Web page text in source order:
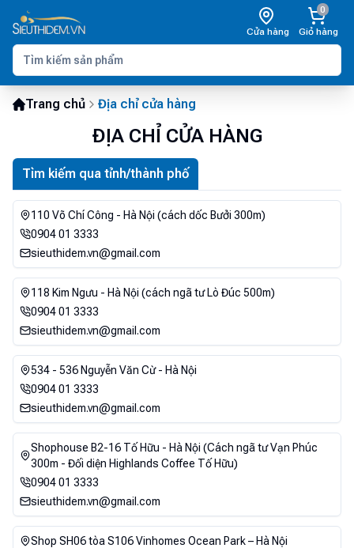
Cửa hàng
0
Giỏ hàng
Trang chủ Địa chỉ cửa hàng
ĐỊA CHỈ CỬA HÀNG
Tìm kiếm qua tỉnh/thành phố
110 Võ Chí Công - Hà Nội (cách dốc Bưởi 300m)
0904 01 3333
sieuthidem.vn@gmail.com
118 Kim Ngưu - Hà Nội (cách ngã tư Lò Đúc 500m)
0904 01 3333
sieuthidem.vn@gmail.com
534 - 536 Nguyễn Văn Cừ - Hà Nội
0904 01 3333
sieuthidem.vn@gmail.com
Shophouse B2-16 Tố Hữu - Hà Nội (Cách ngã tư Vạn Phúc
300m - Đối diện Highlands Coffee Tố Hữu)
0904 01 3333
sieuthidem.vn@gmail.com
Shop SH06 tòa S106 Vinhomes Ocean Park – Hà Nội